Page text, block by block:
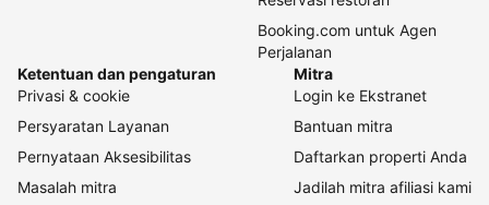
Booking.com untuk Agen
Perjalanan
Ketentuan dan pengaturan
Privasi & cookie
Persyaratan Layanan
Pernyataan Aksesibilitas
Masalah mitra
Mitra
Login ke Ekstranet
Bantuan mitra
Daftarkan properti Anda
Jadilah mitra afiliasi kami